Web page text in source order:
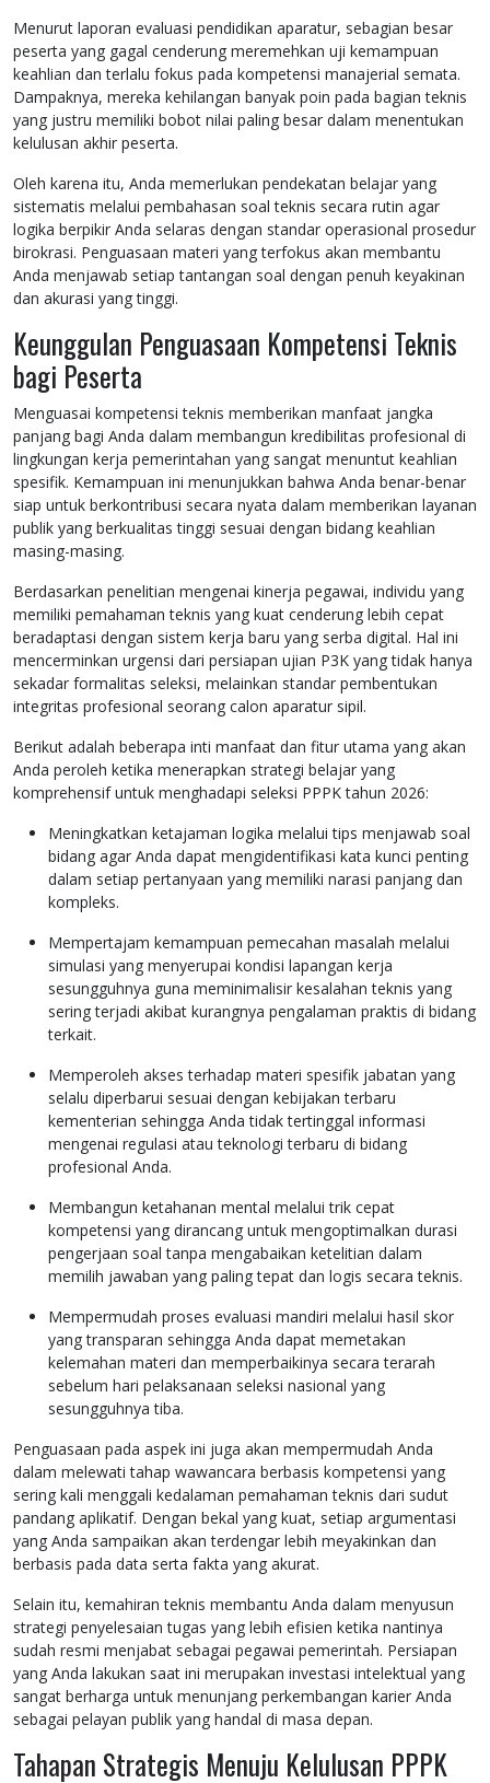
Menurut laporan evaluasi pendidikan aparatur, sebagian besar
peserta yang gagal cenderung meremehkan uji kemampuan
keahlian dan terlalu fokus pada kompetensi manajerial semata.
Dampaknya, mereka kehilangan banyak poin pada bagian teknis
yang justru memiliki bobot nilai paling besar dalam menentukan
kelulusan akhir peserta.
Oleh karena itu, Anda memerlukan pendekatan belajar yang
sistematis melalui pembahasan soal teknis secara rutin agar
logika berpikir Anda selaras dengan standar operasional prosedur
birokrasi. Penguasaan materi yang terfokus akan membantu
Anda menjawab setiap tantangan soal dengan penuh keyakinan
dan akurasi yang tinggi.
Keunggulan Penguasaan Kompetensi Teknis
bagi Peserta
Menguasai kompetensi teknis memberikan manfaat jangka
panjang bagi Anda dalam membangun kredibilitas profesional di
lingkungan kerja pemerintahan yang sangat menuntut keahlian
spesifik. Kemampuan ini menunjukkan bahwa Anda benar-benar
siap untuk berkontribusi secara nyata dalam memberikan layanan
publik yang berkualitas tinggi sesuai dengan bidang keahlian
masing-masing.
Berdasarkan penelitian mengenai kinerja pegawai, individu yang
memiliki pemahaman teknis yang kuat cenderung lebih cepat
beradaptasi dengan sistem kerja baru yang serba digital. Hal ini
mencerminkan urgensi dari persiapan ujian P3K yang tidak hanya
sekadar formalitas seleksi, melainkan standar pembentukan
integritas profesional seorang calon aparatur sipil.
Berikut adalah beberapa inti manfaat dan fitur utama yang akan
Anda peroleh ketika menerapkan strategi belajar yang
komprehensif untuk menghadapi seleksi PPPK tahun 2026:
Meningkatkan ketajaman logika melalui tips menjawab soal
bidang agar Anda dapat mengidentifikasi kata kunci penting
dalam setiap pertanyaan yang memiliki narasi panjang dan
kompleks.
Mempertajam kemampuan pemecahan masalah melalui
simulasi yang menyerupai kondisi lapangan kerja
sesungguhnya guna meminimalisir kesalahan teknis yang
sering terjadi akibat kurangnya pengalaman praktis di bidang
terkait.
Memperoleh akses terhadap materi spesifik jabatan yang
selalu diperbarui sesuai dengan kebijakan terbaru
kementerian sehingga Anda tidak tertinggal informasi
mengenai regulasi atau teknologi terbaru di bidang
profesional Anda.
Membangun ketahanan mental melalui trik cepat
kompetensi yang dirancang untuk mengoptimalkan durasi
pengerjaan soal tanpa mengabaikan ketelitian dalam
memilih jawaban yang paling tepat dan logis secara teknis.
Mempermudah proses evaluasi mandiri melalui hasil skor
yang transparan sehingga Anda dapat memetakan
kelemahan materi dan memperbaikinya secara terarah
sebelum hari pelaksanaan seleksi nasional yang
sesungguhnya tiba.
Penguasaan pada aspek ini juga akan mempermudah Anda
dalam melewati tahap wawancara berbasis kompetensi yang
sering kali menggali kedalaman pemahaman teknis dari sudut
pandang aplikatif. Dengan bekal yang kuat, setiap argumentasi
yang Anda sampaikan akan terdengar lebih meyakinkan dan
berbasis pada data serta fakta yang akurat.
Selain itu, kemahiran teknis membantu Anda dalam menyusun
strategi penyelesaian tugas yang lebih efisien ketika nantinya
sudah resmi menjabat sebagai pegawai pemerintah. Persiapan
yang Anda lakukan saat ini merupakan investasi intelektual yang
sangat berharga untuk menunjang perkembangan karier Anda
sebagai pelayan publik yang handal di masa depan.
Tahapan Strategis Menuju Kelulusan PPPK